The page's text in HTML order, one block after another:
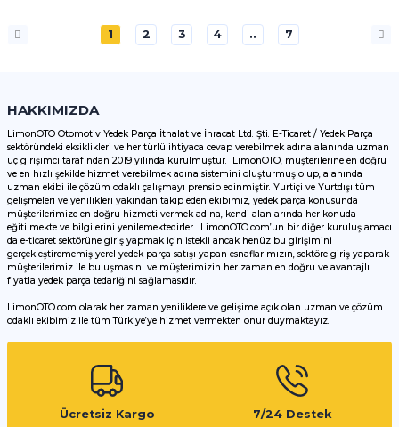
1 2 3 4 .. 7
HAKKIMIZDA
LimonOTO Otomotiv Yedek Parça İthalat ve İhracat Ltd. Şti. E-Ticaret / Yedek Parça
sektöründeki eksiklikleri ve her türlü ihtiyaca cevap verebilmek adına alanında uzman
üç girişimci tarafından 2019 yılında kurulmuştur. LimonOTO, müşterilerine en doğru
ve en hızlı şekilde hizmet verebilmek adına sistemini oluşturmuş olup, alanında
uzman ekibi ile çözüm odaklı çalışmayı prensip edinmiştir. Yurtiçi ve Yurtdışı tüm
gelişmeleri ve yenilikleri yakından takip eden ekibimiz, yedek parça konusunda
müşterilerimize en doğru hizmeti vermek adına, kendi alanlarında her konuda
eğitilmekte ve bilgilerini yenilemektedirler. LimonOTO.com’un bir diğer kuruluş amacı
da e-ticaret sektörüne giriş yapmak için istekli ancak henüz bu girişimini
gerçekleştirememiş yerel yedek parça satışı yapan esnaflarımızın, sektöre giriş yaparak
müşterilerimiz ile buluşmasını ve müşterimizin her zaman en doğru ve avantajlı
fiyatla yedek parça tedariğini sağlamasıdır.
LimonOTO.com olarak her zaman yeniliklere ve gelişime açık olan uzman ve çözüm
odaklı ekibimiz ile tüm Türkiye’ye hizmet vermekten onur duymaktayız.
Ücretsiz Kargo
7/24 Destek